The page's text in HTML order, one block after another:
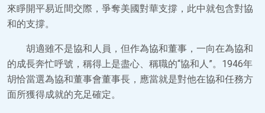
來睜開平易近間交際，爭奪美國對華支撐，此中就包含對協
和的支撐。
胡適雖不是協和人員，但作為協和董事，一向在為協和
的成長奔忙呼號，稱得上是盡心、稱職的“協和人”。1946年
胡恰當選為協和董事會董事長，應當就是對他在協和任務方
面所獲得成就的充足確定。